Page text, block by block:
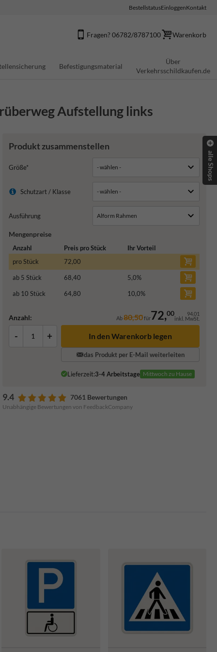
BestellstatusEinloggenKontakt
Fragen? 06782/8787100 Warenkorb
Befestigungsmaterial
Über
Verkehrsschildkaufen.de
Aufstellung links
Produkt zusammenstellen
Größe*
Schutzart / Klasse
Ausführung
Mengenpreise
Anzahl Preis pro Stück
Ihr Vorteil
pro Stück
72,00
ab 5 Stück 68,40 5,0%
ab 10 Stück 64,80 10,0%
Anzahl: Ab80,50für72,00 94,01
inkl. MwSt.
- + In den Warenkorb legen
das Produkt per E-Mail weiterleiten
Lieferzeit:3-4 Arbeitstage Mittwoch zu Hause
9.4 7061 Bewertungen
Unabhängige Bewertungen von FeedbackCompany
alle Shops